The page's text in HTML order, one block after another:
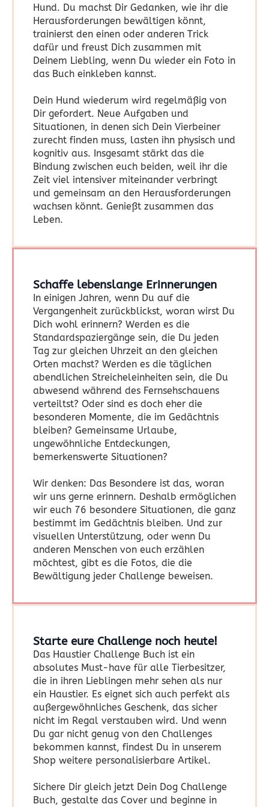
Hund. Du machst Dir Gedanken, wie ihr die
Herausforderungen bewältigen könnt,
trainierst den einen oder anderen Trick
dafür und freust Dich zusammen mit
Deinem Liebling, wenn Du wieder ein Foto in
das Buch einkleben kannst.
Dein Hund wiederum wird regelmäßig von
Dir gefordert. Neue Aufgaben und
Situationen, in denen sich Dein Vierbeiner
zurecht finden muss, lasten ihn physisch und
kognitiv aus. Insgesamt stärkt das die
Bindung zwischen euch beiden, weil ihr die
Zeit viel intensiver miteinander verbringt
und gemeinsam an den Herausforderungen
wachsen könnt. Genießt zusammen das
Leben.
Schaffe lebenslange Erinnerungen
In einigen Jahren, wenn Du auf die
Vergangenheit zurückblickst, woran wirst Du
Dich wohl erinnern? Werden es die
Standardspaziergänge sein, die Du jeden
Tag zur gleichen Uhrzeit an den gleichen
Orten machst? Werden es die täglichen
abendlichen Streicheleinheiten sein, die Du
abwesend während des Fernsehschauens
verteiltst? Oder sind es doch eher die
besonderen Momente, die im Gedächtnis
bleiben? Gemeinsame Urlaube,
ungewöhnliche Entdeckungen,
bemerkenswerte Situationen?
Wir denken: Das Besondere ist das, woran
wir uns gerne erinnern. Deshalb ermöglichen
wir euch 76 besondere Situationen, die ganz
bestimmt im Gedächtnis bleiben. Und zur
visuellen Unterstützung, oder wenn Du
anderen Menschen von euch erzählen
möchtest, gibt es die Fotos, die die
Bewältigung jeder Challenge beweisen.
Starte eure Challenge noch heute!
Das Haustier Challenge Buch ist ein
absolutes Must-have für alle Tierbesitzer,
die in ihren Lieblingen mehr sehen als nur
ein Haustier. Es eignet sich auch perfekt als
außergewöhnliches Geschenk, das sicher
nicht im Regal verstauben wird. Und wenn
Du gar nicht genug von den Challenges
bekommen kannst, findest Du in unserem
Shop weitere personalisierbare Artikel.
Sichere Dir gleich jetzt Dein Dog Challenge
Buch, gestalte das Cover und beginne in